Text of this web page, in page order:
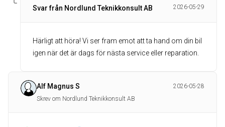
Svar från Nordlund Teknikkonsult AB 2026-05-29
Härligt att höra! Vi ser fram emot att ta hand om din bil
igen när det är dags för nästa service eller reparation.
Alf Magnus S
2026-05-28
Skrev om Nordlund Teknikkonsult AB